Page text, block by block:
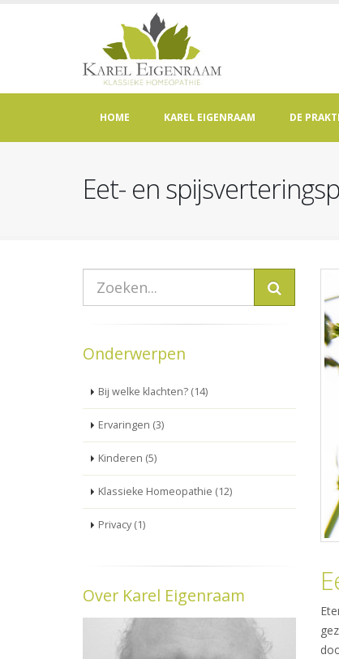
HOME KAREL EIGENRAAM DE
Eet- en
Onderwerpen
Bij welke klachten? (14)
Ervaringen (3)
Kinderen (5)
Klassieke Homeopathie (12)
Privacy (1)
Over Karel Eigenraam